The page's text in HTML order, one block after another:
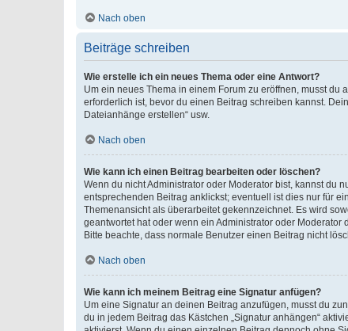
Nach oben
Beiträge schreiben
Wie erstelle ich ein neues Thema oder eine Antwort?
Um ein neues Thema in einem Forum zu eröffnen, musst du
erforderlich ist, bevor du einen Beitrag schreiben kannst.
Dateianhänge erstellen“ usw.
Nach oben
Wie kann ich einen Beitrag bearbeiten oder löschen?
Wenn du nicht Administrator oder Moderator bist, kannst du
entsprechenden Beitrag anklickst; eventuell ist dies nur für
Themenansicht als überarbeitet gekennzeichnet. Es wird
geantwortet hat oder wenn ein Administrator oder
Bitte beachte, dass normale Benutzer einen Beitrag nicht
Nach oben
Wie kann ich meinem Beitrag eine Signatur anfügen?
Um eine Signatur an deinen Beitrag anzufügen, musst du
du in jedem Beitrag das Kästchen „Signatur anhängen“